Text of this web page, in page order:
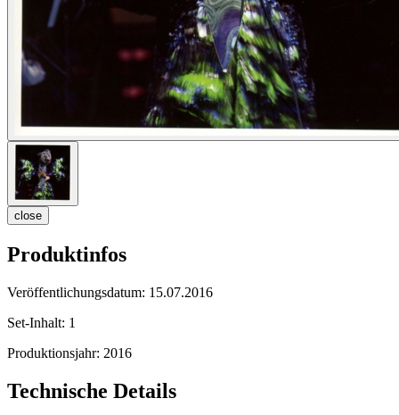
close
Produktinfos
Veröffentlichungsdatum: 15.07.2016
Set-Inhalt: 1
Produktionsjahr: 2016
Technische Details